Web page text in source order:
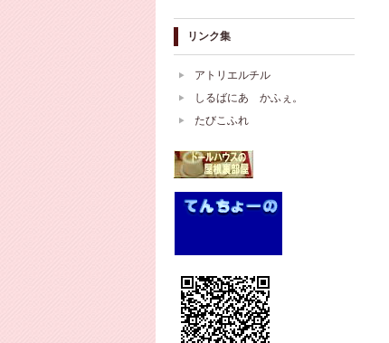
リンク集
アトリエルチル
しるばにあ かふぇ。
たびこふれ